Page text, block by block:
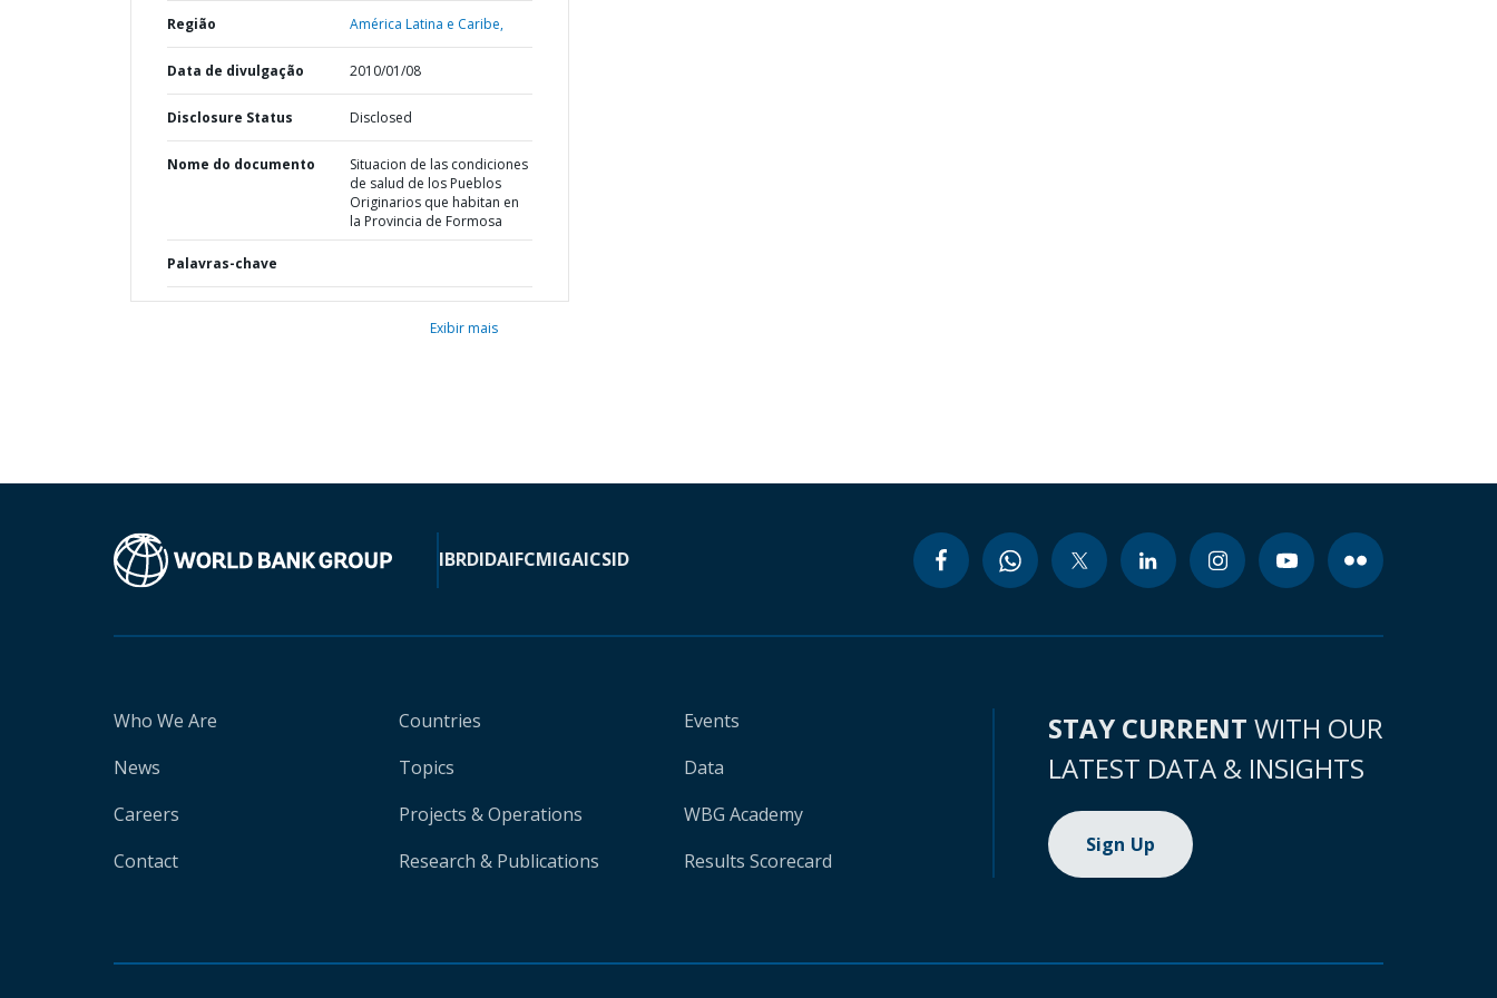
Região América Latina e Caribe,
Data de divulgação 2010/01/08
Disclosure Status Disclosed
Nome do documento
Situacion de las condiciones
de salud de los Pueblos
Originarios que habitan en
la Provincia de Formosa
Palavras-chave
Exibir mais
IBRDIDAIFCMIGAICSID
Who We Are
News
Careers
Contact
Countries
Topics
Projects & Operations
Research & Publications
Events
Data
WBG Academy
Results Scorecard
STAY CURRENT WITH OUR
LATEST DATA & INSIGHTS
Sign Up